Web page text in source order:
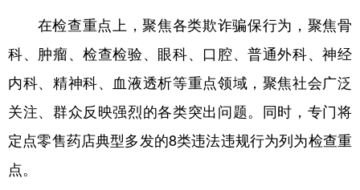
在检查重点上，聚焦各类欺诈骗保行为，聚焦骨
科、肿瘤、检查检验、眼科、口腔、普通外科、神经
内科、精神科、血液透析等重点领域，聚焦社会广泛
关注、群众反映强烈的各类突出问题。同时，专门将
定点零售药店典型多发的8类违法违规行为列为检查重
点。